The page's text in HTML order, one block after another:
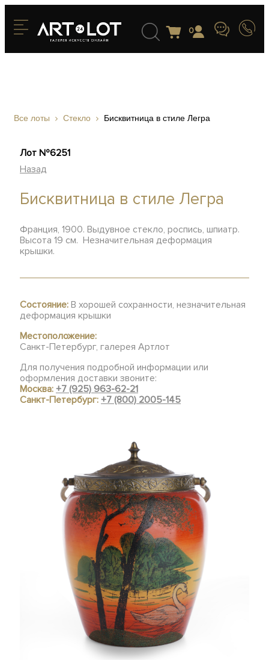
0
Все лоты Стекло Бисквитница в стиле Легра
Лот №6251
Назад
Бисквитница в стиле Легра
Франция, 1900. Выдувное стекло, роспись, шпиатр.
Высота 19 см. Незначительная деформация
крышки.
Состояние: В хорошей сохранности, незначительная
деформация крышки
Местоположение:
Санкт-Петербург, галерея Артлот
Для получения подробной информации или
оформления доставки звоните:
Москва:+7 (925) 963-62-21
Санкт-Петербург:+7 (800) 2005-145